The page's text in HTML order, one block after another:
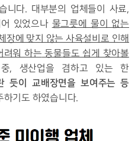
니다. 대부분의 업체들이 사료,
있었으나 물그릇에 물이 없는
장에 맞지 않는 사육설비로 인해
려워 하는 동물들도 쉽게 찾아볼
, 생산업을 겸하고 있는 한
듯이 교배장면을 보여주는 등
하기도 하였습니다.